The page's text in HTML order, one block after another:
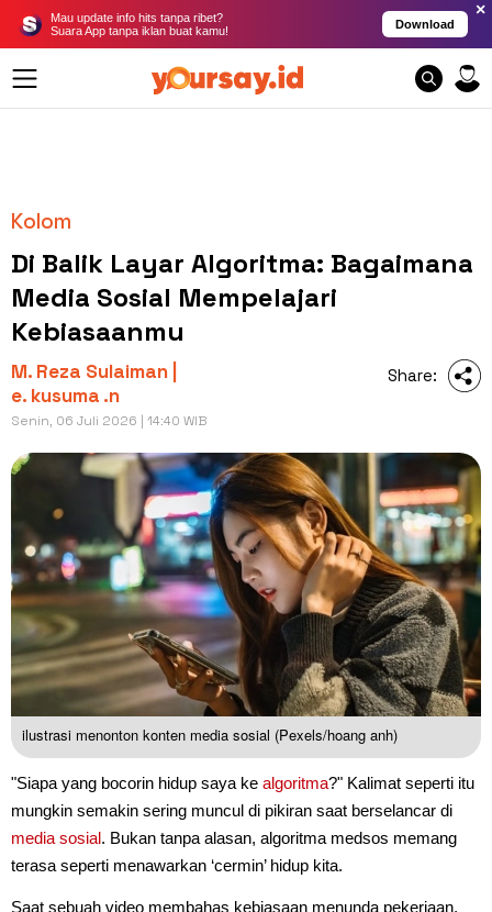
Mau update info hits tanpa ribet?
Suara App tanpa iklan buat kamu!
Download
×
Kolom
Di Balik Layar Algoritma: Bagaimana
Media Sosial Mempelajari
Kebiasaanmu
M. Reza Sulaiman |
e. kusuma .n
Senin, 06 Juli 2026 | 14:40 WIB
Share:
ilustrasi menonton konten media sosial (Pexels/hoang anh)
"Siapa yang bocorin hidup saya ke algoritma?" Kalimat seperti itu
mungkin semakin sering muncul di pikiran saat berselancar di
media sosial. Bukan tanpa alasan, algoritma medsos memang
terasa seperti menawarkan ‘cermin’ hidup kita.
Saat sebuah video membahas kebiasaan menunda pekerjaan,